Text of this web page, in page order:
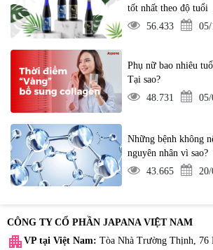
tốt nhất theo độ tuổi
56.433
Phụ nữ bao nhiêu
Tại sao?
48.731
Những bệnh không
nguyên nhân vì sao?
43.665
CÔNG TY CỔ PHẦN JAPANA VIỆT NAM
apartment VP tại Việt Nam: Tòa Nhà Trường Thịnh, 76